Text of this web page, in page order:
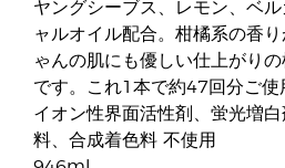
ヤングシーブス、レモン、ベ
ャルオイル配合。柑橘系の香
ゃんの肌にも優しい仕上がり
です。これ1本で約47回分ご使
イオン性界面活性剤、蛍光増
料、合成着色料 不使用